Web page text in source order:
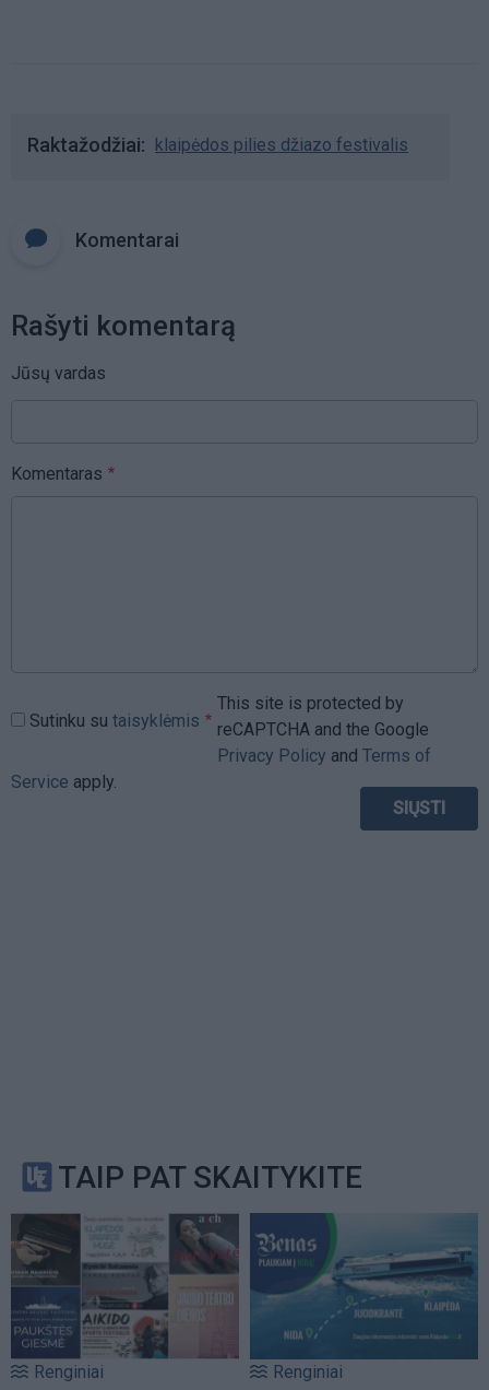
Raktažodžiai klaipėdos pilies džiazo festivalis
Komentarai
Rašyti komentarą
Jūsų vardas
Komentaras
Sutinku su taisyklėmis
This site is protected by
reCAPTCHA and the Google
Privacy Policy and Terms of
Service apply.
TAIP PAT SKAITYKITE
Renginiai Renginiai